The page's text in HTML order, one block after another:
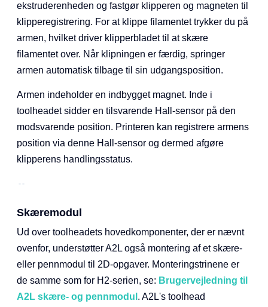
ekstruderenheden og fastgør klipperen og magneten til
klipperegistrering. For at klippe filamentet trykker du på
armen, hvilket driver klipperbladet til at skære
filamentet over. Når klipningen er færdig, springer
armen automatisk tilbage til sin udgangsposition.
Armen indeholder en indbygget magnet. Inde i
toolheadet sidder en tilsvarende Hall-sensor på den
modsvarende position. Printeren kan registrere armens
position via denne Hall-sensor og dermed afgøre
klipperens handlingsstatus.
Skæremodul